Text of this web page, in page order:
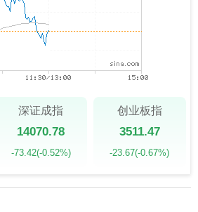
深证成指
14070.78
-73.42(-0.52%)
创业板指
3511.47
-23.67(-0.67%)